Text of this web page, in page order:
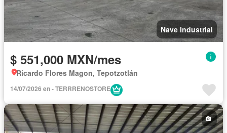
Nave Industrial
$ 551,000 MXN/mes
Ricardo Flores Magon, Tepotzotlán
14/07/2026 en - TERRRENOSTORE